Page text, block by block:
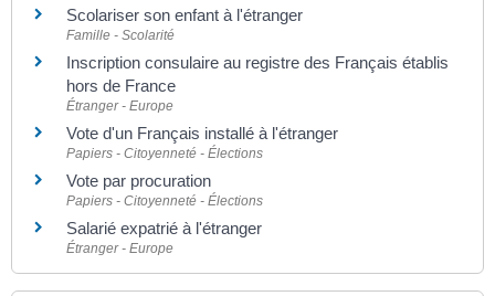
Scolariser son enfant à l'étranger
Famille - Scolarité
Inscription consulaire au registre des Français établis
hors de France
Étranger - Europe
Vote d'un Français installé à l'étranger
Papiers - Citoyenneté - Élections
Vote par procuration
Papiers - Citoyenneté - Élections
Salarié expatrié à l'étranger
Étranger - Europe